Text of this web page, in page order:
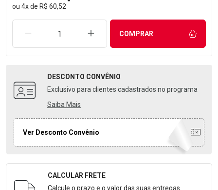
ou 4xde R$ 60,52
REMOVER UMA UNIDADEAUMENTAR UMA UNIDADE
COMPRAR
DESCONTO CONVÊNIO
Exclusivo para clientes cadastrados no programa
Saiba Mais
Ver Desconto Convênio
Formulário para Calcular o Frete
CALCULAR FRETE
Calcule o prazo e o valor das suas entregas